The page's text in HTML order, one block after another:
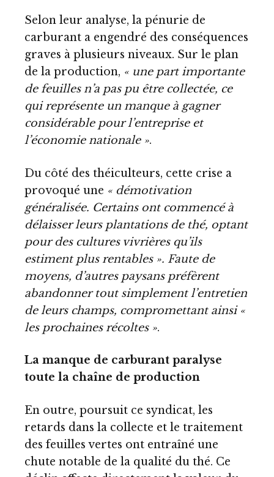
Selon leur analyse, la pénurie de
carburant a engendré des conséquences
graves à plusieurs niveaux. Sur le plan
de la production, « une part importante
de feuilles n’a pas pu être collectée, ce
qui représente un manque à gagner
considérable pour l’entreprise et
l’économie nationale ».
Du côté des théiculteurs, cette crise a
provoqué une « démotivation
généralisée. Certains ont commencé à
délaisser leurs plantations de thé, optant
pour des cultures vivrières qu’ils
estiment plus rentables ». Faute de
moyens, d’autres paysans préfèrent
abandonner tout simplement l’entretien
de leurs champs, compromettant ainsi «
les prochaines récoltes ».
La manque de carburant paralyse
toute la chaîne de production
En outre, poursuit ce syndicat, les
retards dans la collecte et le traitement
des feuilles vertes ont entraîné une
chute notable de la qualité du thé. Ce